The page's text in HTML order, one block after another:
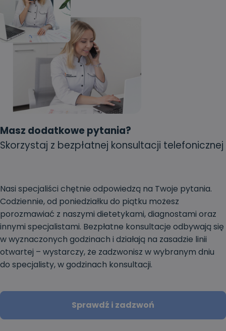
Masz dodatkowe pytania?
Skorzystaj z bezpłatnej konsultacji telefonicznej
Nasi specjaliści chętnie odpowiedzą na Twoje pytania.
Codziennie, od poniedziałku do piątku możesz
porozmawiać z naszymi dietetykami, diagnostami oraz
innymi specjalistami. Bezpłatne konsultacje odbywają się
w wyznaczonych godzinach i działają na zasadzie linii
otwartej – wystarczy, że zadzwonisz w wybranym dniu
do specjalisty, w godzinach konsultacji.
Sprawdź i zadzwoń